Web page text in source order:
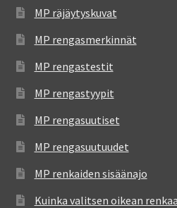
MP räjäytyskuvat
MP rengasmerkinnät
MP rengastestit
MP rengastyypit
MP rengasuutiset
MP rengasuutuudet
MP renkaiden sisäänajo
Kuinka valitsen oikean